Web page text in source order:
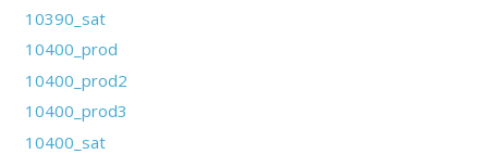
10390_sat
10400_prod
10400_prod2
10400_prod3
10400_sat